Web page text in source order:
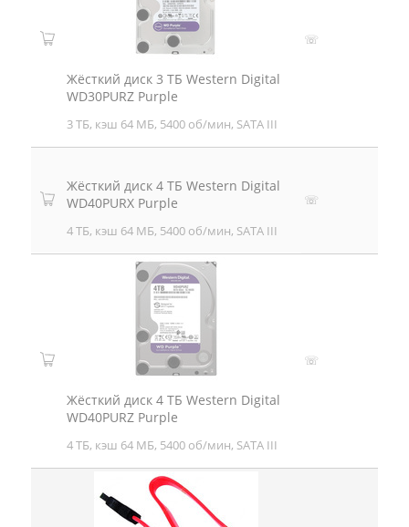
Жёсткий диск 3 ТБ Western Digital
WD30PURZ Purple
3 ТБ, кэш 64 МБ, 5400 об/мин, SATA III
☏
Жёсткий диск 4 ТБ Western Digital
WD40PURX Purple
4 ТБ, кэш 64 МБ, 5400 об/мин, SATA III
☏
Жёсткий диск 4 ТБ Western Digital
WD40PURZ Purple
4 ТБ, кэш 64 МБ, 5400 об/мин, SATA III
☏